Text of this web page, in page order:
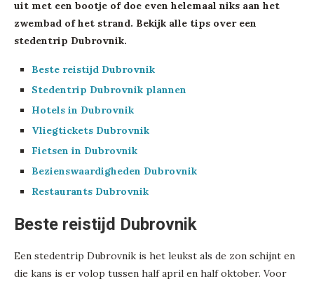
uit met een bootje of doe even helemaal niks aan het
zwembad of het strand. Bekijk alle tips over een
stedentrip Dubrovnik.
Beste reistijd Dubrovnik
Stedentrip Dubrovnik plannen
Hotels in Dubrovnik
Vliegtickets Dubrovnik
Fietsen in Dubrovnik
Bezienswaardigheden Dubrovnik
Restaurants Dubrovnik
Beste reistijd Dubrovnik
Een stedentrip Dubrovnik is het leukst als de zon schijnt en
die kans is er volop tussen half april en half oktober. Voor